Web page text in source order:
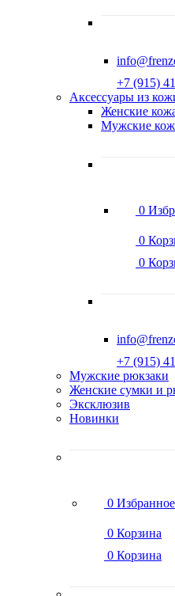
‭+7 (915)
Аксессуары из
Женские
Мужские
0
0
0
‭+7 (915)
Мужские рюкзаки
Женские сумки и
Эксклюзив
Новинки
0 Избранное
0 Корзина
0 Корзина